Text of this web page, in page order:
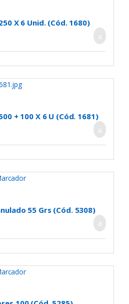
X 6 Unid. (Cód. 1680)
+ 100 X 6 U (Cód. 1681)
55 Grs (Cód. 5308)